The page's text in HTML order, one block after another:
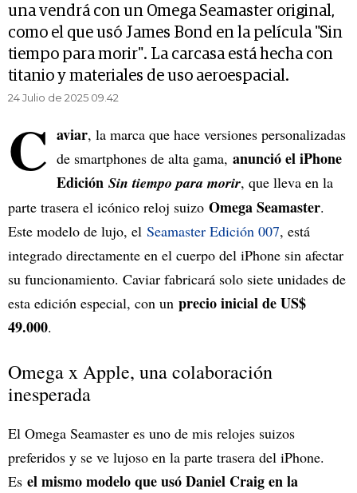
una vendrá con un Omega Seamaster original,
como el que usó James Bond en la película "Sin
tiempo para morir". La carcasa está hecha con
titanio y materiales de uso aeroespacial.
24 Julio de 2025 09.42
C aviar, la marca que hace versiones personalizadas
de smartphones de alta gama, anunció el iPhone
Edición Sin tiempo para morir, que lleva en la
parte trasera el icónico reloj suizo Omega Seamaster.
Este modelo de lujo, el Seamaster Edición 007, está
integrado directamente en el cuerpo del iPhone sin afectar
su funcionamiento. Caviar fabricará solo siete unidades de
esta edición especial, con un precio inicial de US$
49.000.
Omega x Apple, una colaboración
inesperada
El Omega Seamaster es uno de mis relojes suizos
preferidos y se ve lujoso en la parte trasera del iPhone.
Es el mismo modelo que usó Daniel Craig en la